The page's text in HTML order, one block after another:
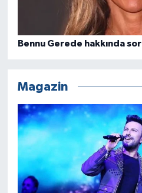
Bennu Gerede hakkında
Magazin